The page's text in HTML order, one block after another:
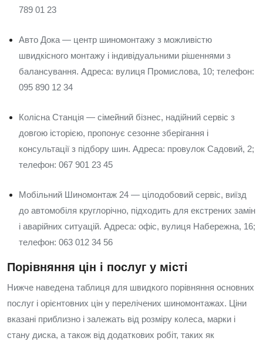
789 01 23
Авто Дока — центр шиномонтажу з можливістю
швидкісного монтажу і індивідуальними рішеннями з
балансування. Адреса: вулиця Промислова, 10; телефон:
095 890 12 34
Колісна Станція — сімейний бізнес, надійний сервіс з
довгою історією, пропонує сезонне зберігання і
консультації з підбору шин. Адреса: провулок Садовий, 2;
телефон: 067 901 23 45
Мобільний Шиномонтаж 24 — цілодобовий сервіс, виїзд
до автомобіля круглорічно, підходить для екстрених замін
і аварійних ситуацій. Адреса: офіс, вулиця Набережна, 16;
телефон: 063 012 34 56
Порівняння цін і послуг у місті
Нижче наведена таблиця для швидкого порівняння основних
послуг і орієнтовних цін у перелічених шиномонтажах. Ціни
вказані приблизно і залежать від розміру колеса, марки і
стану диска, а також від додаткових робіт, таких як